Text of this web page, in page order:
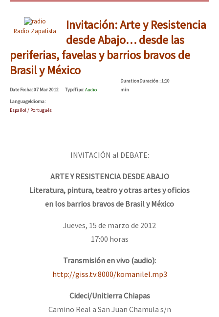
Radio Zapatista
Invitación: Arte y Resistencia
desde Abajo… desde las
periferias, favelas y barrios bravos de
Brasil y México
DateFecha: 07 Mar 2012 TypeTipo:Audio
DurationDuración: 1:10
min
LanguageIdioma:
Español / Português
INVITACIÓN al DEBATE:
ARTE Y RESISTENCIA DESDE ABAJO
Literatura, pintura, teatro y otras artes y oficios
en los barrios bravos de Brasil y México
Jueves, 15 de marzo de 2012
17:00 horas
Transmisión en vivo (audio):
http://giss.tv:8000/komanilel.mp3
Cideci/Unitierra Chiapas
Camino Real a San Juan Chamula s/n